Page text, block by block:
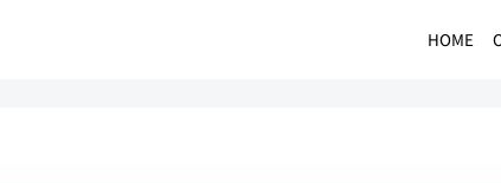
HOME